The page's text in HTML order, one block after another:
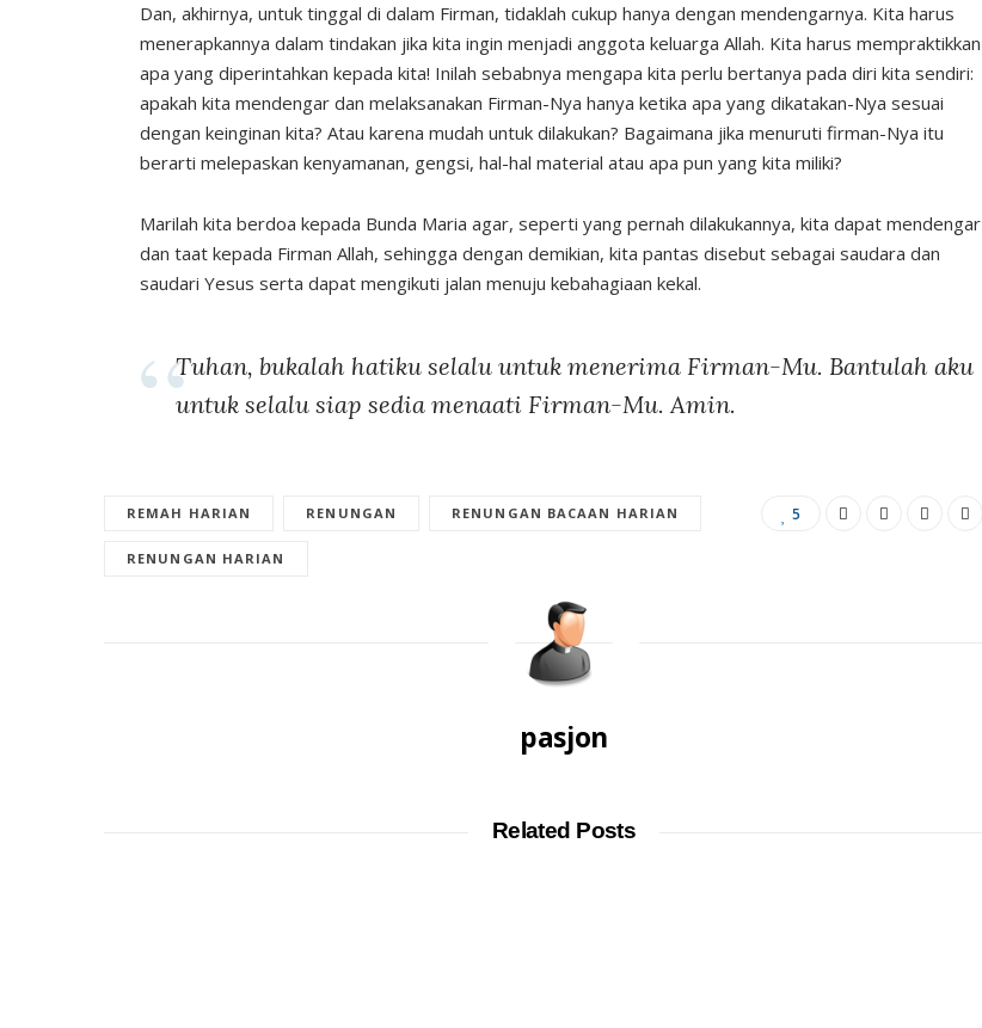
Dan, akhirnya, untuk tinggal di dalam Firman, tidaklah cukup hanya dengan mendengarnya. Kita harus
menerapkannya dalam tindakan jika kita ingin menjadi anggota keluarga Allah. Kita harus mempraktikkan
apa yang diperintahkan kepada kita! Inilah sebabnya mengapa kita perlu bertanya pada diri kita sendiri:
apakah kita mendengar dan melaksanakan Firman-Nya hanya ketika apa yang dikatakan-Nya sesuai
dengan keinginan kita? Atau karena mudah untuk dilakukan? Bagaimana jika menuruti firman-Nya itu
berarti melepaskan kenyamanan, gengsi, hal-hal material atau apa pun yang kita miliki?
Marilah kita berdoa kepada Bunda Maria agar, seperti yang pernah dilakukannya, kita dapat mendengar
dan taat kepada Firman Allah, sehingga dengan demikian, kita pantas disebut sebagai saudara dan
saudari Yesus serta dapat mengikuti jalan menuju kebahagiaan kekal.
Tuhan, bukalah hatiku selalu untuk menerima Firman-Mu. Bantulah aku
untuk selalu siap sedia menaati Firman-Mu. Amin.
REMAH HARIAN RENUNGAN RENUNGAN BACAAN HARIAN
RENUNGAN HARIAN
5
pasjon
Related Posts